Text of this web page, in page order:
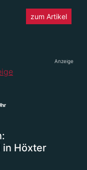
zum Artikel
Anzeige
in Höxter